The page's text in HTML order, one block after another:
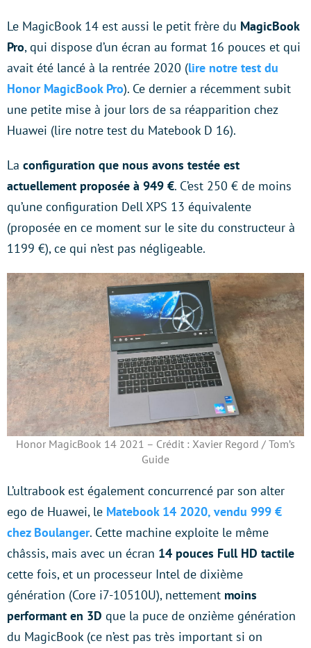
Le MagicBook 14 est aussi le petit frère du MagicBook
Pro, qui dispose d’un écran au format 16 pouces et qui
avait été lancé à la rentrée 2020 (lire notre test du
Honor MagicBook Pro). Ce dernier a récemment subit
une petite mise à jour lors de sa réapparition chez
Huawei (lire notre test du Matebook D 16).
La configuration que nous avons testée est
actuellement proposée à 949 €. C’est 250 € de moins
qu’une configuration Dell XPS 13 équivalente
(proposée en ce moment sur le site du constructeur à
1199 €), ce qui n’est pas négligeable.
Honor MagicBook 14 2021 – Crédit : Xavier Regord / Tom’s
Guide
L’ultrabook est également concurrencé par son alter
ego de Huawei, le Matebook 14 2020, vendu 999 €
chez Boulanger. Cette machine exploite le même
châssis, mais avec un écran 14 pouces Full HD tactile
cette fois, et un processeur Intel de dixième
génération (Core i7-10510U), nettement moins
performant en 3D que la puce de onzième génération
du MagicBook (ce n’est pas très important si on